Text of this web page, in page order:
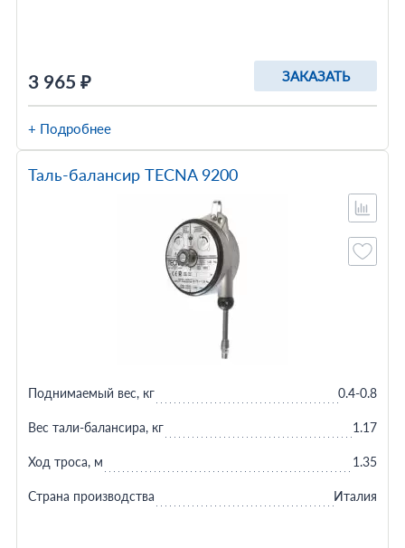
3 965 ₽ ЗАКАЗАТЬ
+ Подробнее
Таль-балансир TECNA 9200
Поднимаемый вес, кг 0.4-0.8
Вес тали-балансира, кг 1.17
Ход троса, м 1.35
Страна производства Италия